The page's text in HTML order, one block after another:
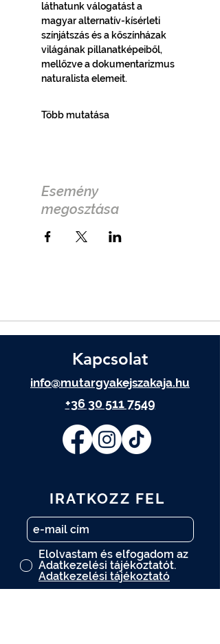
láthatunk válogatást a
magyar alternatív-kísérleti
színjátszás és a kőszínházak
világának pillanatképeiből,
mellőzve a dokumentarizmus
naturalista elemeit.
Több mutatása
Esemény
megosztása
Kapcsolat
info@mutargyakejszakaja.hu
+36 30 511 7549
IRATKOZZ FEL
Elolvastam és elfogadom az
Adatkezelési tájékoztatót.
Adatkezelési tájékoztató